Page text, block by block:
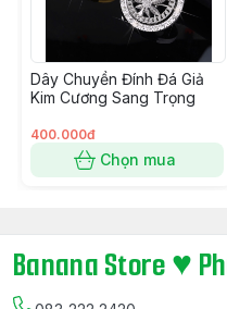
Dây Chuyền Đính Đá Giả
Kim Cương Sang Trọng
400.000đ
Chọn mua
Banana Store ♥